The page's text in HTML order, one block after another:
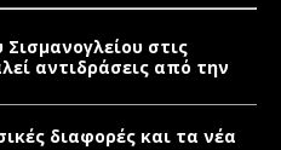
στις
αντιδράσεις από την
διαφορές και τα νέα